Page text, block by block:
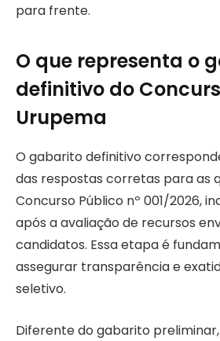
para frente.
O que representa o
definitivo do
Urupema
O gabarito definitivo
das respostas corretas para as
Concurso Público nº 001/2026,
após a avaliação de recursos
candidatos. Essa etapa é
assegurar transparência e
seletivo.
Diferente do gabarito